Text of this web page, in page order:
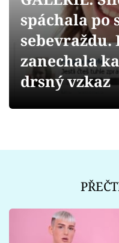
Videa
Sledujte prima+
spáchala po
sebevraždu.
zanechala
drsný vzkaz